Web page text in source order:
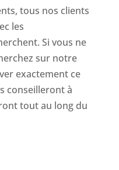
tous nos clients
les
Si vous ne
sur notre
exactement ce
conseilleront à
tout au long du